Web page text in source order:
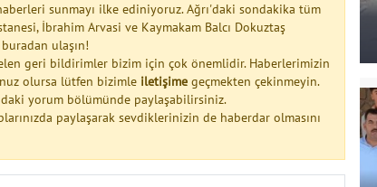
sunmayı ilke ediniyoruz. Ağrı'daki sondakika tüm
İbrahim Arvasi ve Kaymakam Balcı Dokuztaş
ulaşın!
geri bildirimler bizim için çok önemlidir. Haberlerimizin
olursa lütfen bizimle iletişime geçmekten çekinmeyin.
yorum bölümünde paylaşabilirsiniz.
paylaşarak sevdiklerinizin de haberdar olmasını